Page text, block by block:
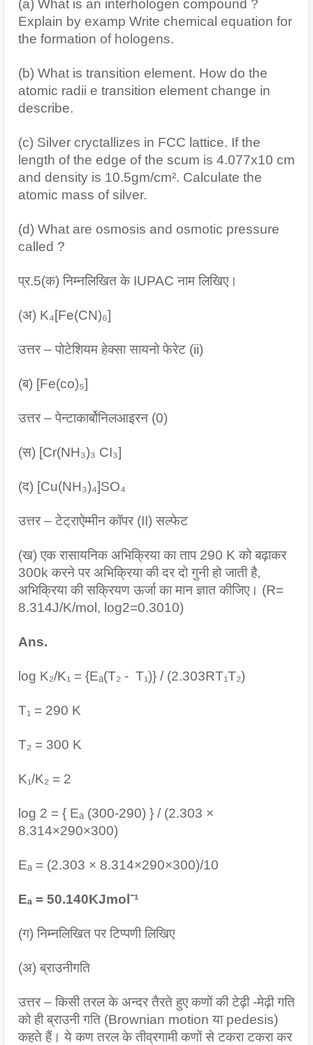
(a) What is an interhologen compound ?
Explain by examp Write chemical equation for
the formation of hologens.
(b) What is transition element. How do the
atomic radii e transition element change in
describe.
(c) Silver cryctallizes in FCC lattice. If the
length of the edge of the scum is 4.077x10 cm
and density is 10.5gm/cm². Calculate the
atomic mass of silver.
(d) What are osmosis and osmotic pressure
called ?
प्र.5(क) निम्नलिखित के IUPAC नाम लिखिए।
(अ) K₄[Fe(CN)₆]
उत्तर – पोटेशियम हेक्सा सायनो फेरेट (ii)
(ब) [Fe(co)₅]
उत्तर – पेन्टाकार्बोनिलआइरन (0)
(स) [Cr(NH₃)₃ CI₃]
(द) [Cu(NH₃)₄]SO₄
उत्तर – टेट्राऐम्मीन कॉपर (II) सल्फेट
(ख) एक रासायनिक अभिक्रिया का ताप 290 K को बढ़ाकर
300k करने पर अभिक्रिया की दर दो गुनी हो जाती है,
अभिक्रिया की सक्रियण ऊर्जा का मान ज्ञात कीजिए। (R=
8.314J/K/mol, log2=0.3010)
Ans.
log K₂/K₁ = {Eₐ(T₂ -  T₁)} / (2.303RT₁T₂)
T₁ = 290 K
T₂ = 300 K
K₁/K₂ = 2
log 2 = { Eₐ (300-290) } / (2.303 ×
8.314×290×300)
Eₐ = (2.303 × 8.314×290×300)/10
Eₐ = 50.140KJmol⁻¹
(ग) निम्नलिखित पर टिप्पणी लिखिए
(अ) ब्राउनीगति
उत्तर – किसी तरल के अन्दर तैरते हुए कणों की टेढ़ी -मेढ़ी गति
को ही ब्राउनी गति (Brownian motion या pedesis)
कहते हैं। ये कण तरल के तीव्रगामी कणों से टकरा टकरा कर